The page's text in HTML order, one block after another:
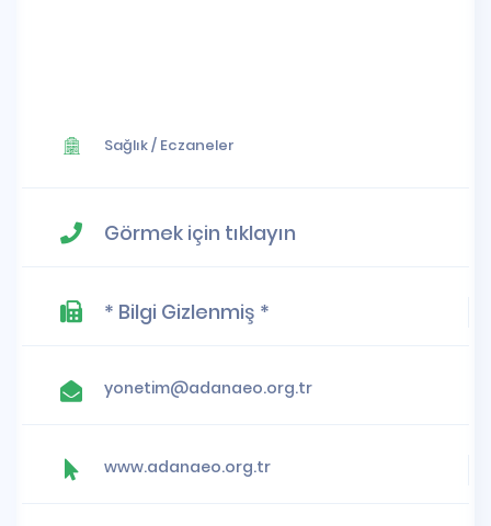
Sağlık/ Eczaneler
Görmek için tıklayın
* Bilgi Gizlenmiş *
yonetim@adanaeo.org.tr
www.adanaeo.org.tr